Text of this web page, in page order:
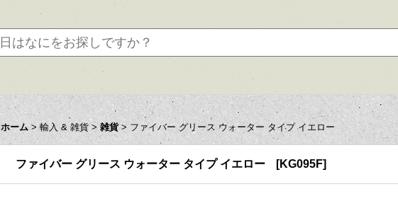
ホーム > 輸入 & 雑貨 > 雑貨 > ファイバー グリース ウォーター タイプ イエロー
ファイバー グリース ウォーター タイプ イエロー [KG095F]